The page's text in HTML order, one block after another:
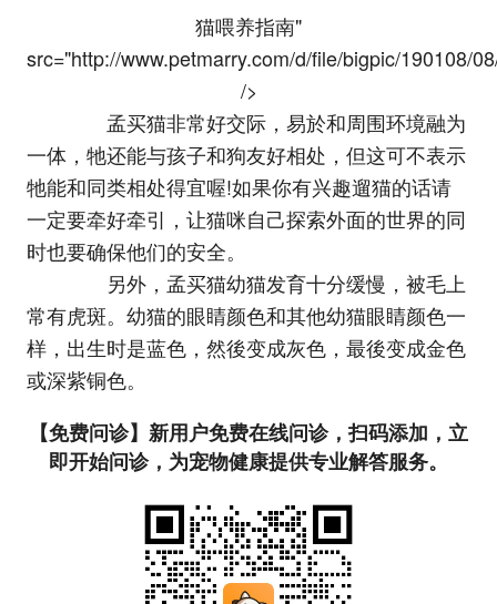
猫喂养指南"
src="http://www.petmarry.com/d/file/bigpic/190108/
/>
孟买猫非常好交际，易於和周围环境融为
一体，牠还能与孩子和狗友好相处，但这可不表示
牠能和同类相处得宜喔!如果你有兴趣遛猫的话请
一定要牵好牵引，让猫咪自己探索外面的世界的同
时也要确保他们的安全。
另外，孟买猫幼猫发育十分缓慢，被毛上
常有虎斑。幼猫的眼睛颜色和其他幼猫眼睛颜色一
样，出生时是蓝色，然後变成灰色，最後变成金色
或深紫铜色。
【免费问诊】新用户免费在线问诊，扫码添加，立
即开始问诊，为宠物健康提供专业解答服务。